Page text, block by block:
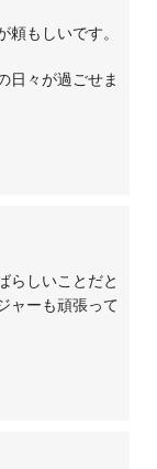
頼もしいです。
日々が過ごせま
らしいことだと
ャーも頑張って